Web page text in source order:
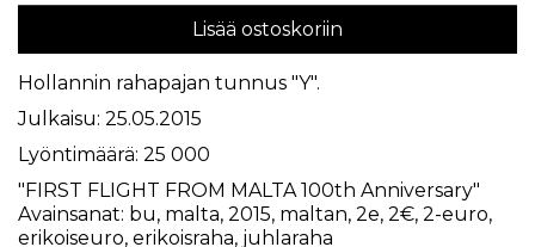
Lisää ostoskoriin
Hollannin rahapajan tunnus "Y".
Julkaisu: 25.05.2015
Lyöntimäärä: 25 000
"FIRST FLIGHT FROM MALTA 100th Anniversary"
Avainsanat: bu, malta, 2015, maltan, 2e, 2€, 2-euro,
erikoiseuro, erikoisraha, juhlaraha